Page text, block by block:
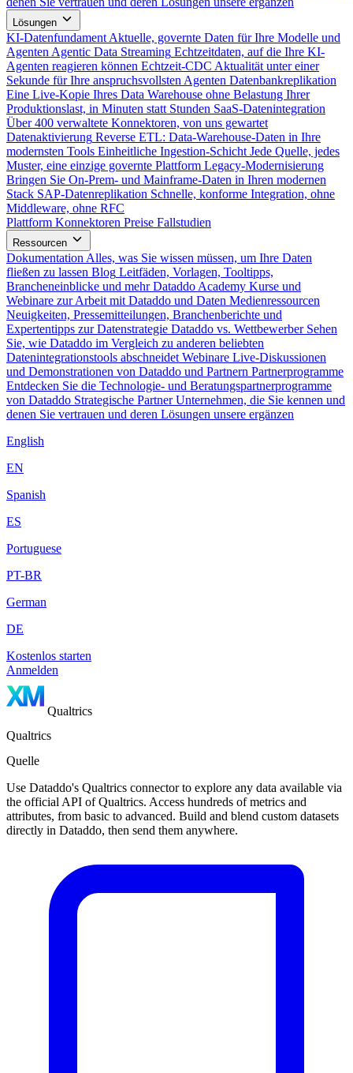
Lösungen
KI-Datenfundament Aktuelle, governte Daten für Ihre Modelle und
Agenten Agentic Data Streaming Echtzeitdaten, auf die Ihre KI-
Agenten reagieren können Echtzeit-CDC Aktualität unter einer
Sekunde für Ihre anspruchsvollsten Agenten Datenbankreplikation
Eine Live-Kopie Ihres Data Warehouse ohne Belastung Ihrer
Produktionslast, in Minuten statt Stunden SaaS-Datenintegration
Über 400 verwaltete Konnektoren, von uns gewartet
Datenaktivierung Reverse ETL: Data-Warehouse-Daten in Ihre
modernsten Tools Einheitliche Ingestion-Schicht Jede Quelle, jedes
Muster, eine einzige governte Plattform Legacy-Modernisierung
Bringen Sie On-Prem- und Mainframe-Daten in Ihren modernen
Stack SAP-Datenreplikation Schnelle, konforme Integration, ohne
Middleware, ohne RFC
Plattform Konnektoren Preise Fallstudien
Ressourcen
Dokumentation Alles, was Sie wissen müssen, um Ihre Daten
fließen zu lassen Blog Leitfäden, Vorlagen, Tooltipps,
Brancheneinblicke und mehr Dataddo Academy Kurse und
Webinare zur Arbeit mit Dataddo und Daten Medienressourcen
Neuigkeiten, Pressemitteilungen, Branchenberichte und
Expertentipps zur Datenstrategie Dataddo vs. Wettbewerber Sehen
Sie, wie Dataddo im Vergleich zu anderen beliebten
Datenintegrationstools abschneidet Webinare Live-Diskussionen
und Demonstrationen von Dataddo und Partnern Partnerprogramme
Entdecken Sie die Technologie- und Beratungspartnerprogramme
von Dataddo Strategische Partner Unternehmen, die Sie kennen und
denen Sie vertrauen und deren Lösungen unsere ergänzen
English
EN
Spanish
ES
Portuguese
PT-BR
German
DE
Kostenlos starten
Anmelden
Qualtrics
Qualtrics
Quelle
Use Dataddo's Qualtrics connector to explore any data available via
the official API of Qualtrics. Access hundreds of metrics and
attributes, from basic to advanced. Build and blend custom datasets
directly in Dataddo, then send them anywhere.